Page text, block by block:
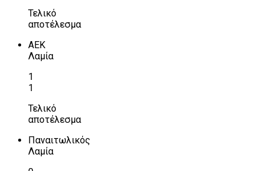
Τελικό
αποτέλεσμα
ΑΕΚ
Λαμία
1
1
Τελικό
αποτέλεσμα
Παναιτωλικός
Λαμία